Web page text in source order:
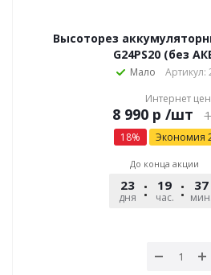
Высоторез
G24PS20 (без
Мало
Артикул:
Интернет
р /шт
18% Экономия
До конца акции
23
дня
19
час.
37
мин.